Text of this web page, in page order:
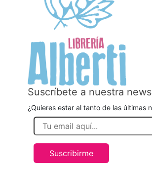
Suscríbete a nuestra
¿Quieres estar al tanto de las últimas
Suscribirme